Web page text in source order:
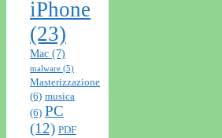
iPhone
(23)
Mac (7)
malware (5)
Masterizzazione
(6) musica
(6) PC
(12) PDF